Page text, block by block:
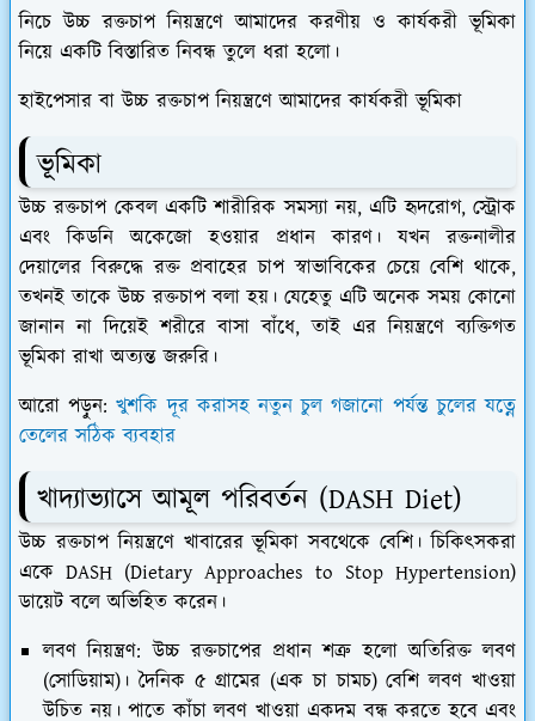
​নিচে উচ্চ রক্তচাপ নিয়ন্ত্রণে আমাদের করণীয় ও কার্যকরী ভূমিকা
নিয়ে একটি বিস্তারিত নিবন্ধ তুলে ধরা হলো।
হাইপেসার বা উচ্চ রক্তচাপ নিয়ন্ত্রণে আমাদের কার্যকরী ভূমিকা
​ভূমিকা
​উচ্চ রক্তচাপ কেবল একটি শারীরিক সমস্যা নয়, এটি হৃদরোগ, স্ট্রোক
এবং কিডনি অকেজো হওয়ার প্রধান কারণ। যখন রক্তনালীর
দেয়ালের বিরুদ্ধে রক্ত প্রবাহের চাপ স্বাভাবিকের চেয়ে বেশি থাকে,
তখনই তাকে উচ্চ রক্তচাপ বলা হয়। যেহেতু এটি অনেক সময় কোনো
জানান না দিয়েই শরীরে বাসা বাঁধে, তাই এর নিয়ন্ত্রণে ব্যক্তিগত
ভূমিকা রাখা অত্যন্ত জরুরি।
আরো পড়ুন:খুশকি দূর করাসহ নতুন চুল গজানো পর্যন্ত চুলের যত্নে
তেলের সঠিক ব্যবহার
​খাদ্যাভ্যাসে আমূল পরিবর্তন (DASH Diet)
​উচ্চ রক্তচাপ নিয়ন্ত্রণে খাবারের ভূমিকা সবথেকে বেশি। চিকিৎসকরা
একে DASH (Dietary Approaches to Stop Hypertension)
ডায়েট বলে অভিহিত করেন।
লবণ নিয়ন্ত্রণ: উচ্চ রক্তচাপের প্রধান শত্রু হলো অতিরিক্ত লবণ
(সোডিয়াম)। দৈনিক ৫ গ্রামের (এক চা চামচ) বেশি লবণ খাওয়া
উচিত নয়। পাতে কাঁচা লবণ খাওয়া একদম বন্ধ করতে হবে এবং